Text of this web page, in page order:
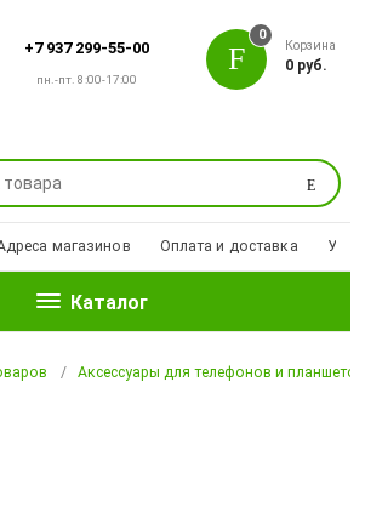
+7 937 299-55-00
пн.-пт. 8:00-17:00
Поиск
0
Корзина
0 руб.
магазинов Оплата и доставка
Каталог
Аксессуары для телефонов и планшетов